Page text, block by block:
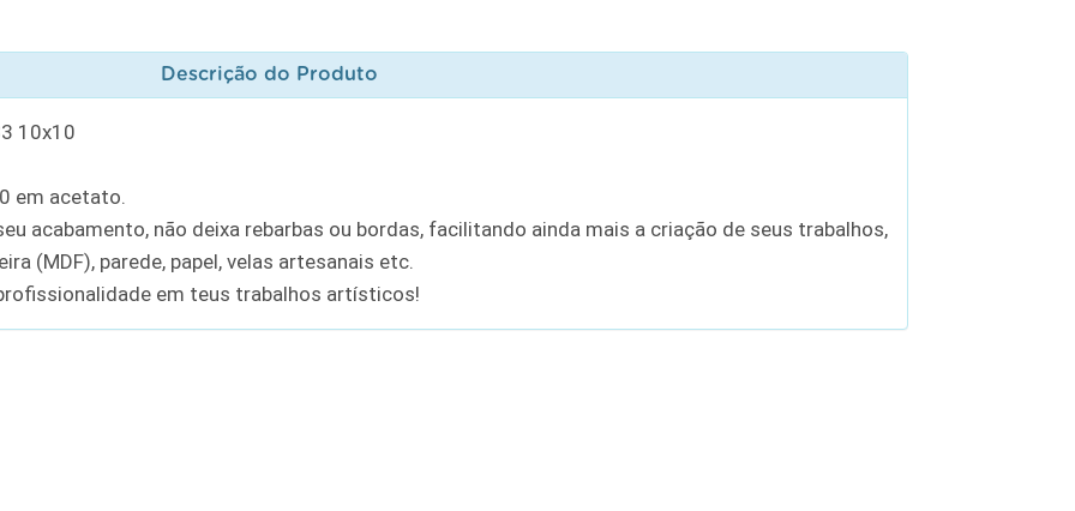
Descrição do Produto
10x10
em acetato.
acabamento, não deixa rebarbas ou bordas, facilitando ainda mais a criação de seus trabalhos,
(MDF), parede, papel, velas artesanais etc.
em teus trabalhos artísticos!